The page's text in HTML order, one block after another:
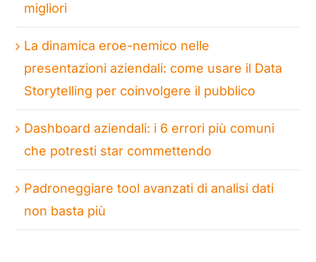
migliori
La dinamica eroe-nemico nelle
presentazioni aziendali: come usare il Data
Storytelling per coinvolgere il pubblico
Dashboard aziendali: i 6 errori più comuni
che potresti star commettendo
Padroneggiare tool avanzati di analisi dati
non basta più